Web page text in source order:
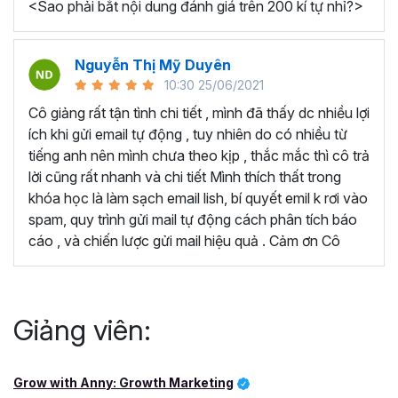
dựng mối quan hệ với khách hàng và tạo nhu cầu.
HƯỚNG DẪN XÂY DỰNG CHIẾN LƯỢC EMAIL
AUTOMATION:
hóa doanh thu cũng như trải nghiệm khách hàng
HƯỚNG DẪN XÂY DỰNG CHIẾN LƯỢC EMAIL
ANALYTICS:Bạn sẽ học được cách báo cáo, phân
tích chiến lược và tối ưu hóa để đạt hiệu quả cao.
Giảng viên sẽ dạy bạn cách sử dụng template để tạo
UTM, tên chiến dịch; cách tạo Pivot Table…
CHIẾN LƯỢC EMAIL MARKETING NÂNG CAO:
Giảng viên sẽ hướng dẫn bạn cách tự động hóa nội
dung với hệ thống gợi ý, hành trình tự động chéo
kênh và tạo hành trình tự động chéo kênh…
MARKETING?
Với gần 3 tiếng học tập, bạn sẽ được mở mang kiến thức
và biết đâu bạn sẽ trầm trồ với những kiến thức mà khóa
<Sao phải bắt nội dung đánh giá trên 200 kí tự nhỉ?>
Nguyễn Thị Mỹ Duyên
10:30 25/06/2021
Cô giảng rất tận tình chi tiết , mình đã thấy dc nhiều lợi
ích khi gửi email tự động , tuy nhiên do có nhiều từ
tiếng anh nên mình chưa theo kịp , thắc mắc thì cô trả
lời cũng rất nhanh và chi tiết Mình thích thất trong
khóa học là làm sạch email lish, bí quyết emil k rơi vào
spam, quy trình gửi mail tự động cách phân tích báo
cáo , và chiến lược gửi mail hiệu quả . Cảm ơn Cô
Giảng viên:
Grow with Anny: Growth Marketing